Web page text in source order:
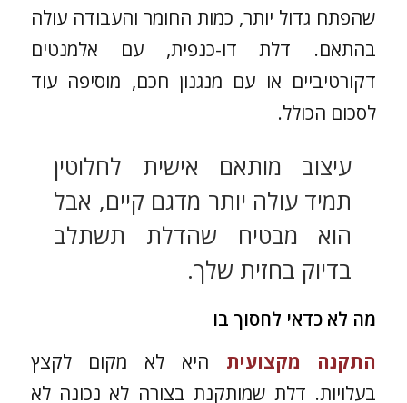
שהפתח גדול יותר, כמות החומר והעבודה עולה
בהתאם. דלת דו-כנפית, עם אלמנטים
דקורטיביים או עם מנגנון חכם, מוסיפה עוד
לסכום הכולל.
עיצוב מותאם אישית לחלוטין
תמיד עולה יותר מדגם קיים, אבל
הוא מבטיח שהדלת תשתלב
בדיוק בחזית שלך.
מה לא כדאי לחסוך בו
התקנה מקצועית היא לא מקום לקצץ
בעלויות. דלת שמותקנת בצורה לא נכונה לא